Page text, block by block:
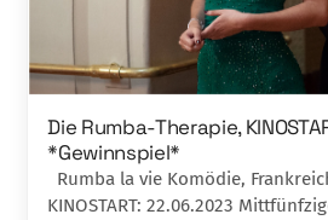
Die Rumba-Therapie,
*Gewinnspiel*
Rumba la vie Komödie,
KINOSTART: 22.06.2023